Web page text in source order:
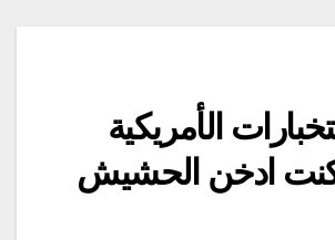
الأمريكية
ادخن الحشيش